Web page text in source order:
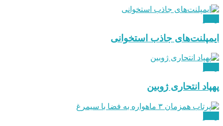
ایمپلنت‌های جاذب استخوانی
پهپاد انتحاری ژوبین